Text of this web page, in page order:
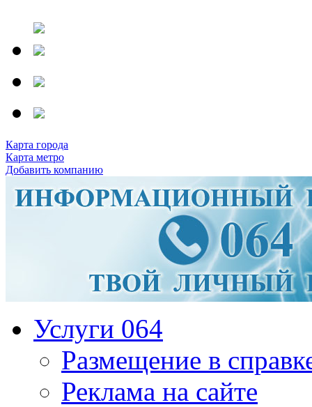
Карта города
Карта метро
Добавить компанию
Услуги 064
Размещение в
Реклама на сайте